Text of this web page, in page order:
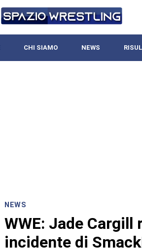
CHI SIAMO NEWS
NEWS
WWE: Jade
incidente di